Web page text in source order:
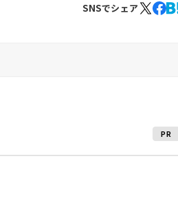
SNSでシェア
PR